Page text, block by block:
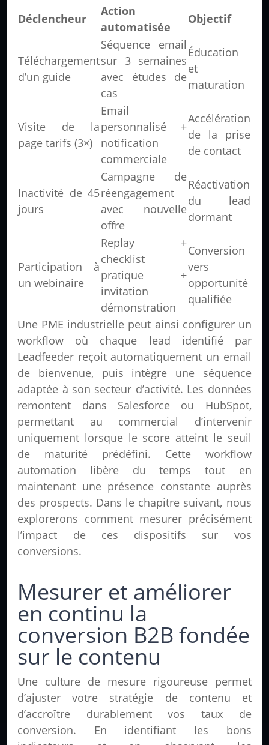
Déclencheur
Action
automatisée
Objectif
Téléchargement
d’un guide
Séquence email
sur 3 semaines
avec études de
cas
Éducation
et
maturation
Visite de la
page tarifs (3×)
Email
personnalisé +
notification
commerciale
Accélération
de la prise
de contact
Inactivité de 45
jours
Campagne de
réengagement
avec nouvelle
offre
Réactivation
du lead
dormant
Participation à
un webinaire
Replay +
checklist
pratique +
invitation
démonstration
Conversion
vers
opportunité
qualifiée
Une PME industrielle peut ainsi configurer un
workflow où chaque lead identifié par
Leadfeeder reçoit automatiquement un email
de bienvenue, puis intègre une séquence
adaptée à son secteur d’activité. Les données
remontent dans Salesforce ou HubSpot,
permettant au commercial d’intervenir
uniquement lorsque le score atteint le seuil
de maturité prédéfini. Cette workflow
automation libère du temps tout en
maintenant une présence constante auprès
des prospects. Dans le chapitre suivant, nous
explorerons comment mesurer précisément
l’impact de ces dispositifs sur vos
conversions.
Mesurer et améliorer
en continu la
conversion B2B fondée
sur le contenu
Une culture de mesure rigoureuse permet
d’ajuster votre stratégie de contenu et
d’accroître durablement vos taux de
conversion. En identifiant les bons